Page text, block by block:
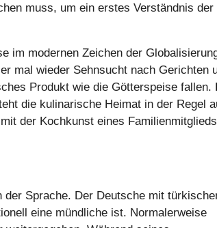
muss, um ein erstes Verständnis der
im modernen Zeichen der
mal wieder Sehnsucht nach Gerichten
Produkt wie die Götterspeise fallen.
die kulinarische Heimat in der Regel
der Kochkunst eines Familienmitglieds
Sprache. Der Deutsche mit
eine mündliche ist. Normalerweise